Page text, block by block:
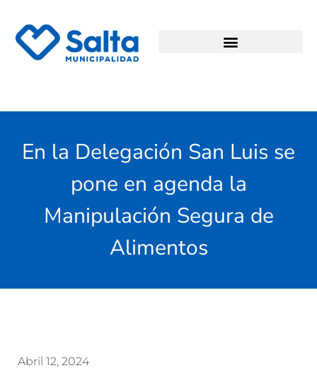
En la Delegación San Luis se
pone en agenda la
Manipulación Segura de
Alimentos
Abril 12, 2024